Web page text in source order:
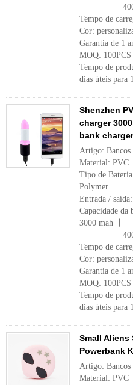
Tempo de
Cor:
Garantia de 1
MOQ:
Tempo de
dias úteis para
Shenzhen
charger
bank
Artigo: Bancos
Material: PVC
Tipo de
Polymer
Entrada /
Capacidade da
3000 mah 丨
Tempo de
Cor:
Garantia de 1
MOQ:
Tempo de
dias úteis para
Small Aliens
Powerbank
Artigo: Bancos
Material: PVC